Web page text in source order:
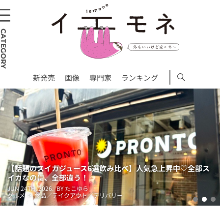
新発売 画像 専門家 ランキング
【話題のスイカジュース6選飲み比べ】人気急上昇中♡全部ス
イカなのに、全部違う！
JUN 24TH, 2026. BY たこゆら
グルメ > 食品／テイクアウト／デリバリー